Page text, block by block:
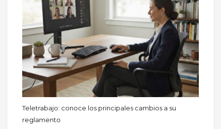
Teletrabajo: conoce los principales cambios a su
reglamento